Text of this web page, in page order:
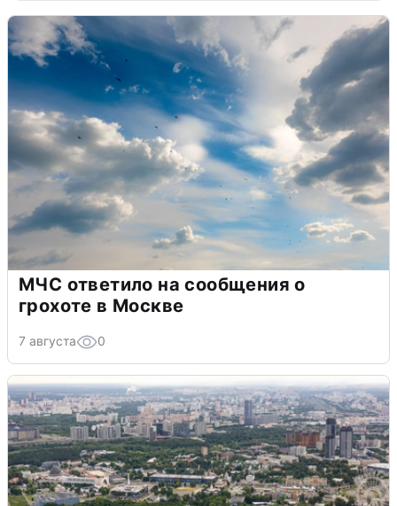
МЧС ответило на сообщения о
грохоте в Москве
7 августа 0